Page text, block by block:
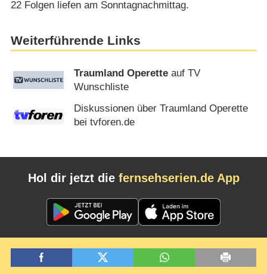
22 Folgen liefen am Sonntagnachmittag.
Weiterführende Links
Traumland Operette auf TV
Wunschliste
Diskussionen über Traumland Operette
bei tvforen.de
Hol dir jetzt die fernsehserien.de App